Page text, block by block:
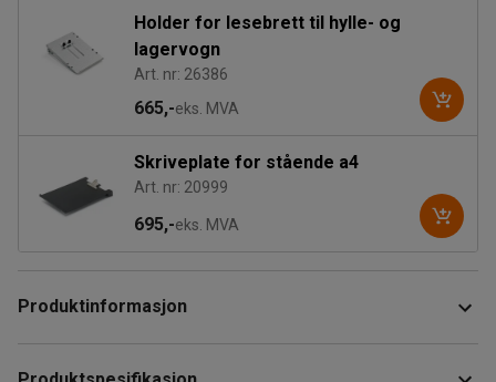
Holder for lesebrett til hylle- og
lagervogn
Art. nr: 26386
665,-eks. MVA
Skriveplate for stående a4
Art. nr: 20999
695,-eks. MVA
Produktinformasjon